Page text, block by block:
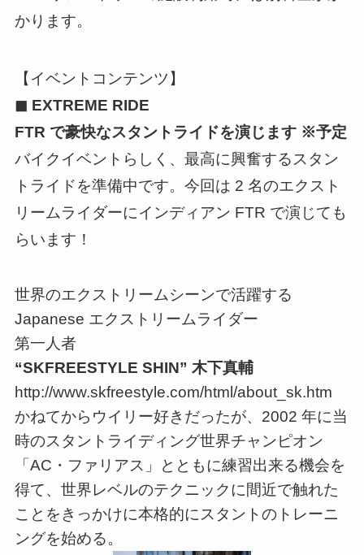
かります。
【イベントコンテンツ】
◼ EXTREME RIDE
FTR で豪快なスタントライドを演じます ※予定
バイクイベントらしく、最高に興奮するスタン
トライドを準備中です。今回は 2 名のエクスト
リームライダーにインディアン FTR で演じても
らいます！
世界のエクストリームシーンで活躍する
Japanese エクストリームライダー
第一人者
“SKFREESTYLE SHIN” 木下真輔
http://www.skfreestyle.com/html/about_sk.htm
かねてからウイリー好きだったが、2002 年に当
時のスタントライディング世界チャンピオン
「AC・ファリアス」とともに練習出来る機会を
得て、世界レベルのテクニックに間近で触れた
ことをきっかけに本格的にスタントのトレーニ
ングを始める。